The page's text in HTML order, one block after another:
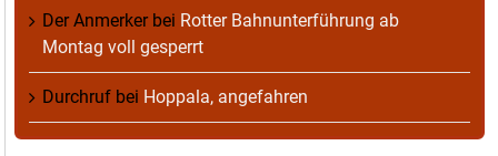
Der Anmerkerbei Rotter Bahnunterführung ab
Montag voll gesperrt
Durchruf bei Hoppala, angefahren